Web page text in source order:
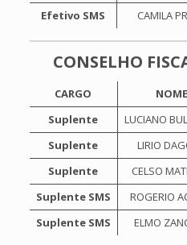
Efetivo SMS
CAMILA
CONSELHO
CARGO NOME
Suplente
LUCIANO
Suplente
LIRIO
Suplente
CELSO
Suplente SMS
ROGERIO
Suplente SMS
ELMO